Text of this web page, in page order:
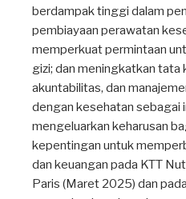
berdampak tinggi dalam
pembiayaan perawatan
memperkuat permintaan
gizi; dan meningkatkan tata
akuntabilitas, dan
dengan kesehatan sebagai
mengeluarkan keharusan
kepentingan untuk
dan keuangan pada KTT
Paris (Maret 2025) dan